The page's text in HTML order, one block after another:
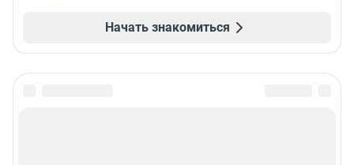
Начать знакомиться